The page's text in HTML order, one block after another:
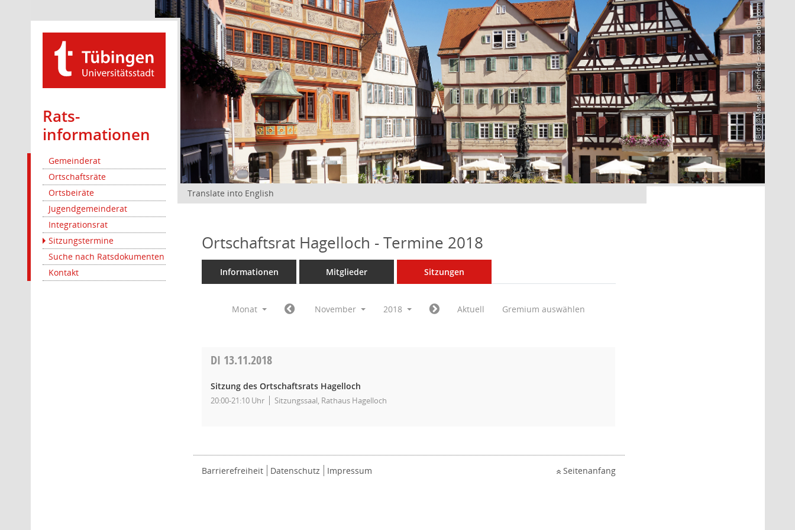
Rats­
informationen
Gemeinderat
Ortschaftsräte
Ortsbeiräte
Jugendgemeinderat
Integrationsrat
Sitzungstermine
Suche nach Ratsdokumenten
Kontakt
Bild: @Manuel Schönfeld – stock.adobe.com
Translate into English
Ortschaftsrat Hagelloch - Termine 2018
Informationen Mitglieder Sitzungen
Monat November 2018 Aktuell Gremium auswählen
DI 13.11.2018
Sitzung des Ortschaftsrats Hagelloch
20:00-21:10 Uhr Sitzungssaal, Rathaus Hagelloch
Barrierefreiheit Datenschutz Impressum Seitenanfang